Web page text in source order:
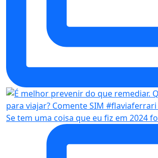
Se tem uma coisa que eu fiz em 2024